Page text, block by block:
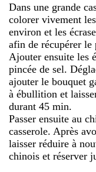
Dans une grande
colorer vivement
environ et les
afin de récupérer le
Ajouter ensuite les
pincée de sel.
ajouter le bouquet
à ébullition et
durant 45 min.
Passer ensuite au
casserole. Après
laisser réduire à
chinois et réserver